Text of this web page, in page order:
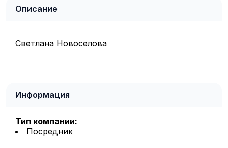
Описание
Светлана Новоселова
Информация
Тип компании:
Посредник